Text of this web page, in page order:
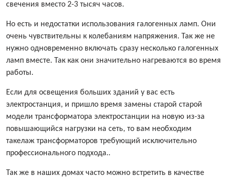
свечения вместо 2-3 тысяч часов.
Но есть и недостатки использования галогенных ламп. Они
очень чувствительны к колебаниям напряжения. Так же не
нужно одновременно включать сразу несколько галогенных
ламп вместе. Так как они значительно нагреваются во время
работы.
Если для освещения больших зданий у вас есть
электростанция, и пришло время замены старой старой
модели трансформатора электростанции на новую из-за
повышающийся нагрузки на сеть, то вам необходим
такелаж трансформаторов требующий исключительно
профессионального подхода..
Так же в наших домах часто можно встретить в качестве